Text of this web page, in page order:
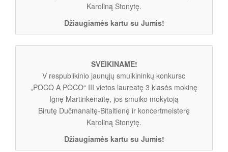
Karoliną Stonytę.
Džiaugiamės kartu su Jumis!
SVEIKINAME!
V respublikinio jaunųjų smuikininkų konkurso
„POCO A POCO“ III vietos laureatę 3 klasės mokinę
Ignę Martinkėnaitę, jos smuiko mokytoją
Birutę Dučmanaitę-Bitaitienę ir koncertmeisterę
Karoliną Stonytę.
Džiaugiamės kartu su Jumis!